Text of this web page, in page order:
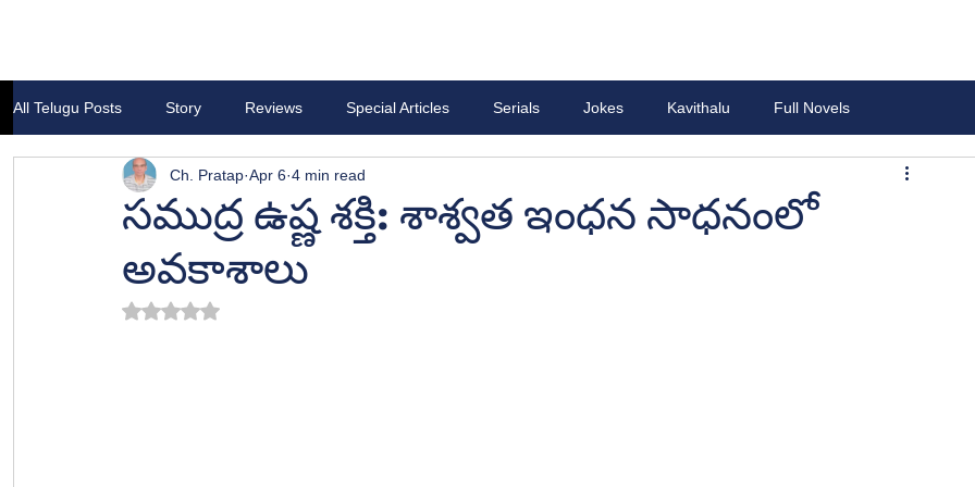
All Telugu Posts Story Reviews Special Articles Serials Jokes Kavithalu Full Novels
సముద్ర ఉష్ణ శక్తి: శాశ్వత ఇంధన సాధనంలో
అవకాశాలు
Ch. Pratap Apr 6 4 min read
Rated NaN out of 5 stars.